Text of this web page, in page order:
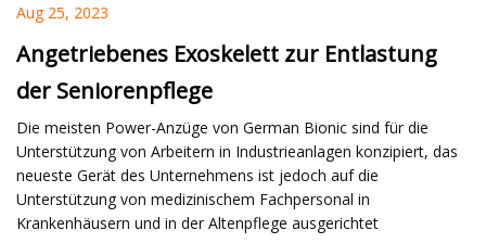
Aug 25, 2023
Angetriebenes Exoskelett zur Entlastung
der Seniorenpflege
Die meisten Power-Anzüge von German Bionic sind für die
Unterstützung von Arbeitern in Industrieanlagen konzipiert, das
neueste Gerät des Unternehmens ist jedoch auf die
Unterstützung von medizinischem Fachpersonal in
Krankenhäusern und in der Altenpflege ausgerichtet